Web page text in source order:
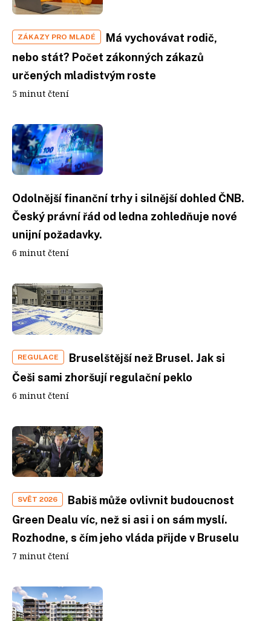
ZÁKAZY PRO MLADÉ
Má vychovávat rodič,
nebo stát? Počet zákonných zákazů
určených mladistvým roste
5 minut čtení
Odolnější finanční trhy i silnější dohled ČNB.
Český právní řád od ledna zohledňuje nové
unijní požadavky.
6 minut čtení
REGULACE
Bruselštější než Brusel. Jak si
Češi sami zhoršují regulační peklo
6 minut čtení
SVĚT 2026
Babiš může ovlivnit budoucnost
Green Dealu víc, než si asi i on sám myslí.
Rozhodne, s čím jeho vláda přijde v Bruselu
7 minut čtení